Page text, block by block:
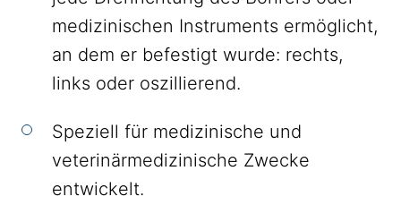
medizinischen Instruments ermöglicht,
an dem er befestigt wurde: rechts,
links oder oszillierend.
Speziell für medizinische und
veterinärmedizinische Zwecke
entwickelt.